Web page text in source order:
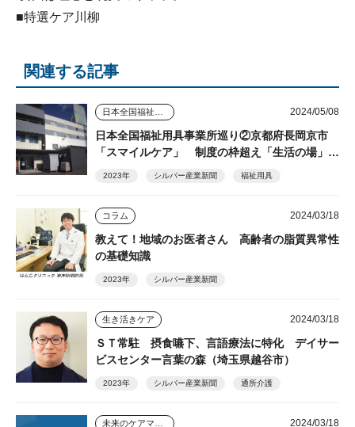
■特選ケア川柳
関連する記事
2024/05/08
日本全国福祉用具事業所巡り②京都府長岡京市
「スマイルケア」 制度の枠超え「生活の場」を
2023年 シルバー産業新聞 福祉用具
コラム 2024/03/18
教えて！地域のお医者さん 高齢者の脂質異常性
の基礎知識
2023年 シルバー産業新聞
生き活きケア 2024/03/18
ＳＴ常駐 摂食嚥下、言語療法に特化 デイサー
ビスセンター言葉の森（埼玉県越谷市）
2023年 シルバー産業新聞 通所介護
2024/03/18